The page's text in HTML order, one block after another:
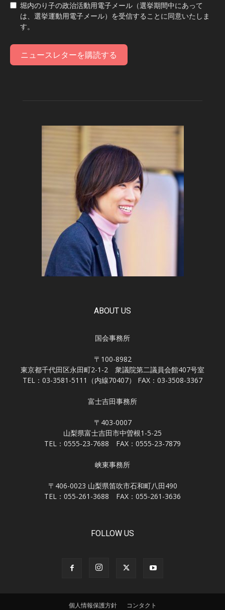
堀内のり子の政治活動用電子メール（選挙期間中にあって
は、選挙運動用電子メール）を受信することに同意いたしま
す。
ニュースレターを購読する
ABOUT US
国会事務所
〒100-8982
東京都千代田区永田町2-1-2 衆議院第二議員会館407号室
TEL：03-3581-5111（内線70407） FAX：03-3508-3367
富士吉田事務所
〒403-0007
山梨県富士吉田市中曽根1-5-25
TEL：0555-23-7688 FAX：0555-23-7879
峡東事務所
〒406-0023 山梨県笛吹市石和町八田490
TEL：055-261-3688 FAX：055-261-3636
FOLLOW US
個人情報保護方針 コンタクト